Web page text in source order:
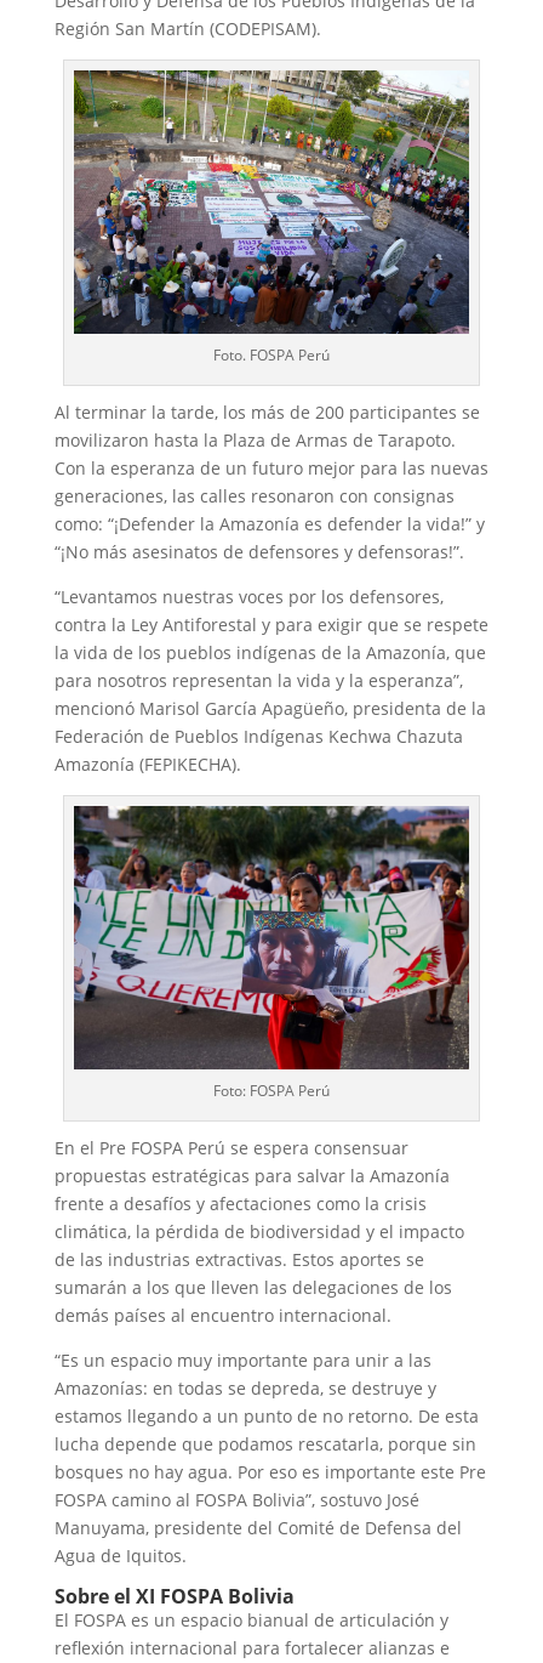
Región San Martín (CODEPISAM).
Foto. FOSPA Perú
Al terminar la tarde, los más de 200 participantes se
movilizaron hasta la Plaza de Armas de Tarapoto.
Con la esperanza de un futuro mejor para las nuevas
generaciones, las calles resonaron con consignas
como: “¡Defender la Amazonía es defender la vida!” y
“¡No más asesinatos de defensores y defensoras!”.
“Levantamos nuestras voces por los defensores,
contra la Ley Antiforestal y para exigir que se respete
la vida de los pueblos indígenas de la Amazonía, que
para nosotros representan la vida y la esperanza”,
mencionó Marisol García Apagüeño, presidenta de la
Federación de Pueblos Indígenas Kechwa Chazuta
Amazonía (FEPIKECHA).
Foto: FOSPA Perú
En el Pre FOSPA Perú se espera consensuar
propuestas estratégicas para salvar la Amazonía
frente a desafíos y afectaciones como la crisis
climática, la pérdida de biodiversidad y el impacto
de las industrias extractivas. Estos aportes se
sumarán a los que lleven las delegaciones de los
demás países al encuentro internacional.
“Es un espacio muy importante para unir a las
Amazonías: en todas se depreda, se destruye y
estamos llegando a un punto de no retorno. De esta
lucha depende que podamos rescatarla, porque sin
bosques no hay agua. Por eso es importante este Pre
FOSPA camino al FOSPA Bolivia”, sostuvo José
Manuyama, presidente del Comité de Defensa del
Agua de Iquitos.
Sobre el XI FOSPA Bolivia
El FOSPA es un espacio bianual de articulación y
reflexión internacional para fortalecer alianzas e